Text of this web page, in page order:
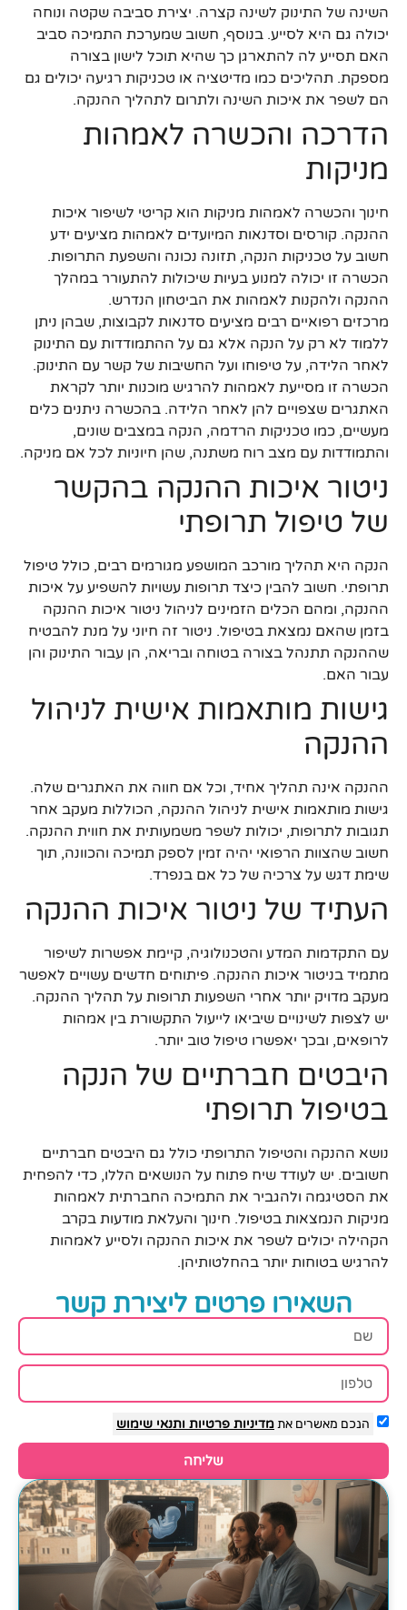
השינה של התינוק לשינה קצרה. יצירת סביבה שקטה ונוחה
יכולה גם היא לסייע. בנוסף, חשוב שמערכת התמיכה סביב
האם תסייע לה להתארגן כך שהיא תוכל לישון בצורה
מספקת. תהליכים כמו מדיטציה או טכניקות רגיעה יכולים גם
הם לשפר את איכות השינה ולתרום לתהליך ההנקה.
הדרכה והכשרה לאמהות
מניקות
חינוך והכשרה לאמהות מניקות הוא קריטי לשיפור איכות
ההנקה. קורסים וסדנאות המיועדים לאמהות מציעים ידע
חשוב על טכניקות הנקה, תזונה נכונה והשפעת התרופות.
הכשרה זו יכולה למנוע בעיות שיכולות להתעורר במהלך
ההנקה ולהקנות לאמהות את הביטחון הנדרש.
מרכזים רפואיים רבים מציעים סדנאות לקבוצות, שבהן ניתן
ללמוד לא רק על הנקה אלא גם על ההתמודדות עם התינוק
לאחר הלידה, על טיפוחו ועל החשיבות של קשר עם התינוק.
הכשרה זו מסייעת לאמהות להרגיש מוכנות יותר לקראת
האתגרים שצפויים להן לאחר הלידה. בהכשרה ניתנים כלים
מעשיים, כמו טכניקות הרדמה, הנקה במצבים שונים,
והתמודדות עם מצב רוח משתנה, שהן חיוניות לכל אם מניקה.
ניטור איכות ההנקה בהקשר
של טיפול תרופתי
הנקה היא תהליך מורכב המושפע מגורמים רבים, כולל טיפול
תרופתי. חשוב להבין כיצד תרופות עשויות להשפיע על איכות
ההנקה, ומהם הכלים הזמינים לניהול ניטור איכות ההנקה
בזמן שהאם נמצאת בטיפול. ניטור זה חיוני על מנת להבטיח
שההנקה תתנהל בצורה בטוחה ובריאה, הן עבור התינוק והן
עבור האם.
גישות מותאמות אישית לניהול
ההנקה
ההנקה אינה תהליך אחיד, וכל אם חווה את האתגרים שלה.
גישות מותאמות אישית לניהול ההנקה, הכוללות מעקב אחר
תגובות לתרופות, יכולות לשפר משמעותית את חווית ההנקה.
חשוב שהצוות הרפואי יהיה זמין לספק תמיכה והכוונה, תוך
שימת דגש על צרכיה של כל אם בנפרד.
העתיד של ניטור איכות ההנקה
עם התקדמות המדע והטכנולוגיה, קיימת אפשרות לשיפור
מתמיד בניטור איכות ההנקה. פיתוחים חדשים עשויים לאפשר
מעקב מדויק יותר אחרי השפעות תרופות על תהליך ההנקה.
יש לצפות לשינויים שיביאו לייעול התקשורת בין אמהות
לרופאים, ובכך יאפשרו טיפול טוב יותר.
היבטים חברתיים של הנקה
בטיפול תרופתי
נושא ההנקה והטיפול התרופתי כולל גם היבטים חברתיים
חשובים. יש לעודד שיח פתוח על הנושאים הללו, כדי להפחית
את הסטיגמה ולהגביר את התמיכה החברתית לאמהות
מניקות הנמצאות בטיפול. חינוך והעלאת מודעות בקרב
הקהילה יכולים לשפר את איכות ההנקה ולסייע לאמהות
להרגיש בטוחות יותר בהחלטותיהן.
השאירו פרטים ליצירת קשר
הנכם מאשרים אתמדיניות פרטיות ותנאי שימוש
שליחה